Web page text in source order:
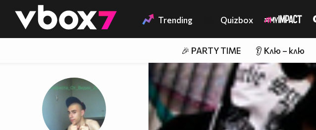
👾 Trending Quizbox
🎉 PARTY TIME 👂 Клю – клю